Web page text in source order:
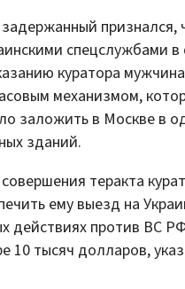
признался,
спецслужбами
куратора
механизмом,
заложить в Москве в
зданий.
теракта
ему выезд на
действиях против ВС
10 тысяч долларов,